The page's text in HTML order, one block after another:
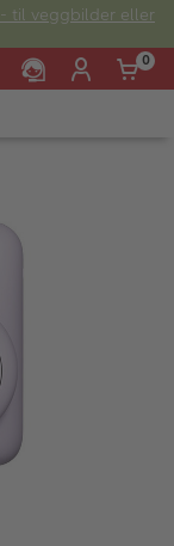
til veggbilder eller
0